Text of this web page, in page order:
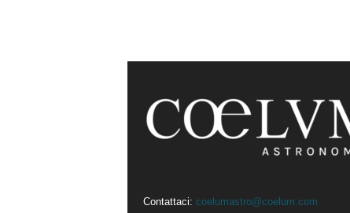
Contattaci: coelumastro@coelum.com